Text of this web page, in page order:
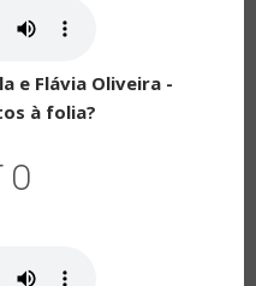
e Flávia Oliveira -
à folia?